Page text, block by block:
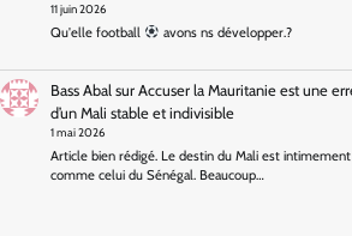
11 juin 2026
Qu'elle football avons ns développer.?
Bass Abal sur Accuser la Mauritanie est une
d’un Mali stable et indivisible
1 mai 2026
Article bien rédigé. Le destin du Mali est
comme celui du Sénégal. Beaucoup…